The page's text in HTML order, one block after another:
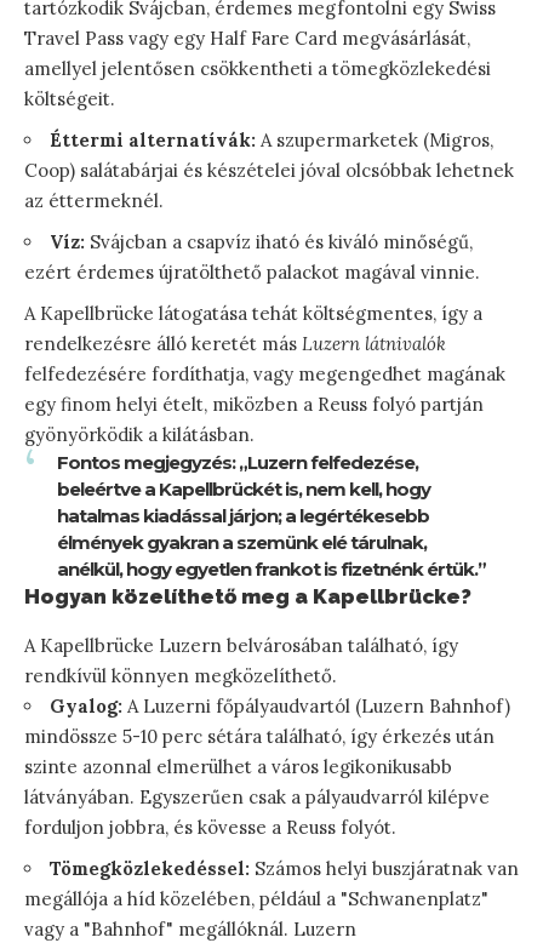
tartózkodik Svájcban, érdemes megfontolni egy Swiss
Travel Pass vagy egy Half Fare Card megvásárlását,
amellyel jelentősen csökkentheti a tömegközlekedési
költségeit.
Éttermi alternatívák: A szupermarketek (Migros,
Coop) salátabárjai és készételei jóval olcsóbbak lehetnek
az éttermeknél.
Víz: Svájcban a csapvíz iható és kiváló minőségű,
ezért érdemes újratölthető palackot magával vinnie.
A Kapellbrücke látogatása tehát költségmentes, így a
rendelkezésre álló keretét más Luzern látnivalók
felfedezésére fordíthatja, vagy megengedhet magának
egy finom helyi ételt, miközben a Reuss folyó partján
gyönyörködik a kilátásban.
Fontos megjegyzés: „Luzern felfedezése,
beleértve a Kapellbrückét is, nem kell, hogy
hatalmas kiadással járjon; a legértékesebb
élmények gyakran a szemünk elé tárulnak,
anélkül, hogy egyetlen frankot is fizetnénk értük.”
Hogyan közelíthető meg a Kapellbrücke?
A Kapellbrücke Luzern belvárosában található, így
rendkívül könnyen megközelíthető.
Gyalog: A Luzerni főpályaudvartól (Luzern Bahnhof)
mindössze 5-10 perc sétára található, így érkezés után
szinte azonnal elmerülhet a város legikonikusabb
látványában. Egyszerűen csak a pályaudvarról kilépve
forduljon jobbra, és kövesse a Reuss folyót.
Tömegközlekedéssel: Számos helyi buszjáratnak van
megállója a híd közelében, például a "Schwanenplatz"
vagy a "Bahnhof" megállóknál. Luzern